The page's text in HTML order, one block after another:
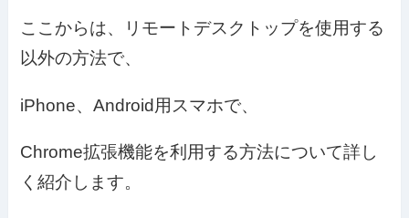
ここからは、リモートデスクトップを使用する
以外の方法で、
iPhone、Android用スマホで、
Chrome拡張機能を利用する方法について詳し
く紹介します。